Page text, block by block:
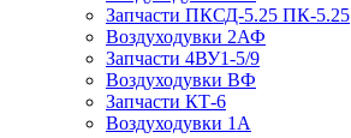
Запчасти ПКСД-5.25 ПК-5.25
Воздуходувки 2АФ
Запчасти 4ВУ1-5/9
Воздуходувки ВФ
Запчасти КТ-6
Воздуходувки 1А